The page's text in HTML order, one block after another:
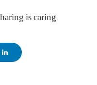
is caring!